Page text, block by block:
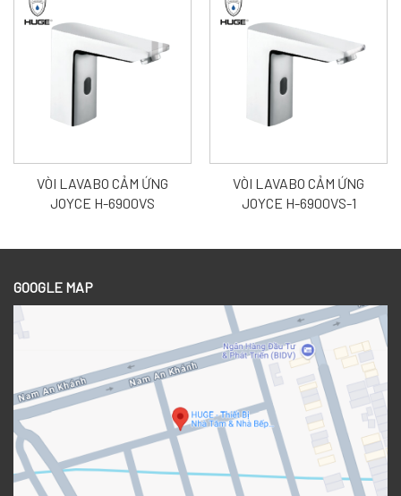
VÒI LAVABO CẢM ỨNG
JOYCE H-6900VS
VÒI LAVABO CẢM ỨNG
JOYCE H-6900VS-1
GOOGLE MAP